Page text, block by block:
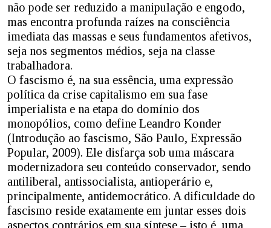
não pode ser reduzido a manipulação e engodo,
mas encontra profunda raízes na consciência
imediata das massas e seus fundamentos afetivos,
seja nos segmentos médios, seja na classe
trabalhadora.
O fascismo é, na sua essência, uma expressão
política da crise capitalismo em sua fase
imperialista e na etapa do domínio dos
monopólios, como define Leandro Konder
(Introdução ao fascismo, São Paulo, Expressão
Popular, 2009). Ele disfarça sob uma máscara
modernizadora seu conteúdo conservador, sendo
antiliberal, antissocialista, antioperário e,
principalmente, antidemocrático. A dificuldade do
fascismo reside exatamente em juntar esses dois
aspectos contrários em sua síntese – isto é, uma